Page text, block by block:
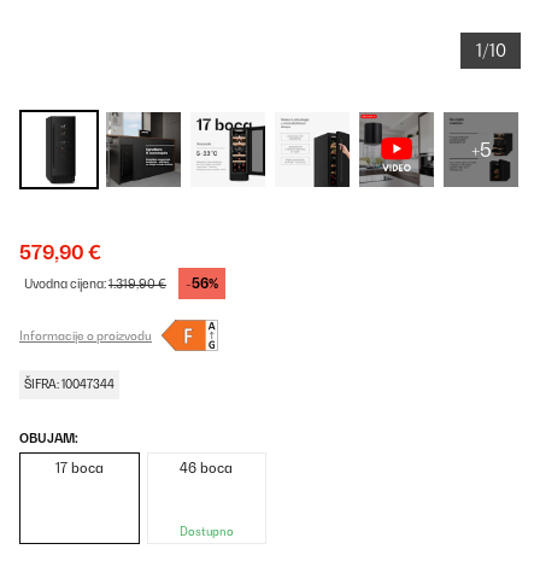
1/10
+5
579,90 €
Uvodna cijena:1.319,90 € -56%
Informacije o proizvodu
ŠIFRA: 10047344
OBUJAM:
17 boca 46 boca
Dostupno